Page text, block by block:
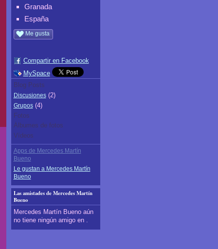
Granada
España
Me gusta
Compartir en Facebook
MySpace
Blog Posts
Discusiones(2)
Grupos(4)
Fotos
Álbumes de fotos
Vídeos
Apps de Mercedes Martín
Bueno
Le gustan a Mercedes Martín
Bueno
Las amistades de Mercedes Martín
Bueno
Mercedes Martín Bueno aún
no tiene ningún amigo en .